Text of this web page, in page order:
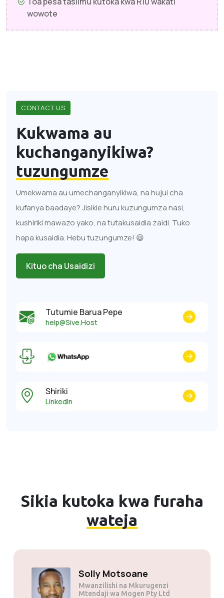
wowote
CONTACT US
Kukwama au
kuchanganyikiwa?
tuzungumze
Umekwama au umechanganyikiwa, na hujui cha
kufanya baadaye? Jisikie huru kuzungumza nasi,
kushiriki mawazo yako, na tutakusaidia zaidi. Tuko
hapa kusaidia. Hebu tuzungumze! 😃
Kituo cha Usaidizi
Tutumie Barua Pepe
help@Sive.Host
Shiriki
LinkedIn
Sikia kutoka kwa furaha
wateja
Solly Motsoane
Mwanzilishi na Mkurugenzi
Mtendaji wa Mogen Pty Ltd